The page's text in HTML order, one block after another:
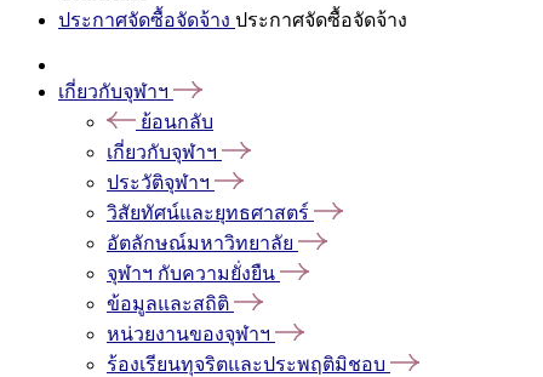
ประกาศจัดซื้อจัดจ้าง ประกาศจัดซื้อจัดจ้าง
เกี่ยวกับจุฬาฯ
ย้อนกลับ
เกี่ยวกับจุฬาฯ
ประวัติจุฬาฯ
วิสัยทัศน์และยุทธศาสตร์
อัตลักษณ์มหาวิทยาลัย
จุฬาฯ กับความยั่งยืน
ข้อมูลและสถิติ
หน่วยงานของจุฬาฯ
ร้องเรียนทุจริตและประพฤติมิชอบ